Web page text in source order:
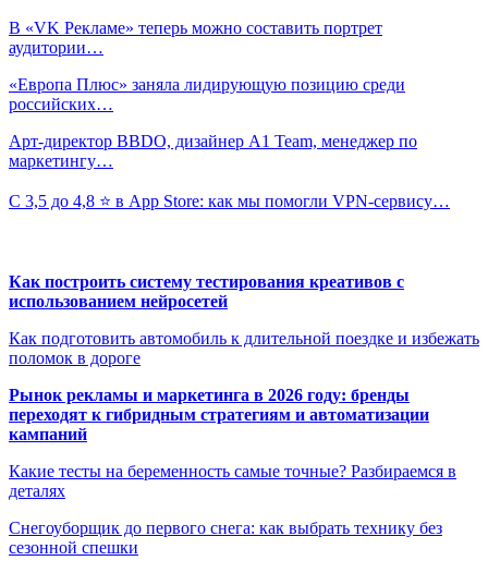
В «VK Рекламе» теперь можно составить портрет
аудитории…
«Европа Плюс» заняла лидирующую позицию среди
российских…
Арт-директор BBDO, дизайнер A1 Team, менеджер по
маркетингу…
С 3,5 до 4,8 ⭐️ в App Store: как мы помогли VPN-сервису…
Как построить систему тестирования креативов с
использованием нейросетей
Как подготовить автомобиль к длительной поездке и избежать
поломок в дороге
Рынок рекламы и маркетинга в 2026 году: бренды
переходят к гибридным стратегиям и автоматизации
кампаний
Какие тесты на беременность самые точные? Разбираемся в
деталях
Снегоуборщик до первого снега: как выбрать технику без
сезонной спешки